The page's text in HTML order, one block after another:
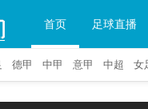
首页 足球直播
德甲 中甲 意甲 中超 女